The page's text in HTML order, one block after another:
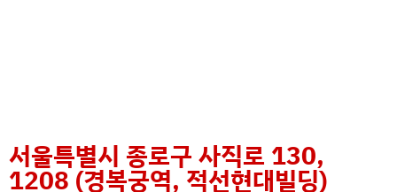
서울특별시 종로구 사직로 130,
1208 (경복궁역, 적선현대빌딩)